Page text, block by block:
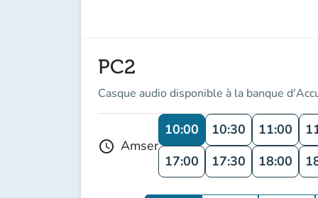
PC2
Casque audio disponible à la banque
schedule Amser
10:00 10:30 11:00
17:00
17:30 18:00